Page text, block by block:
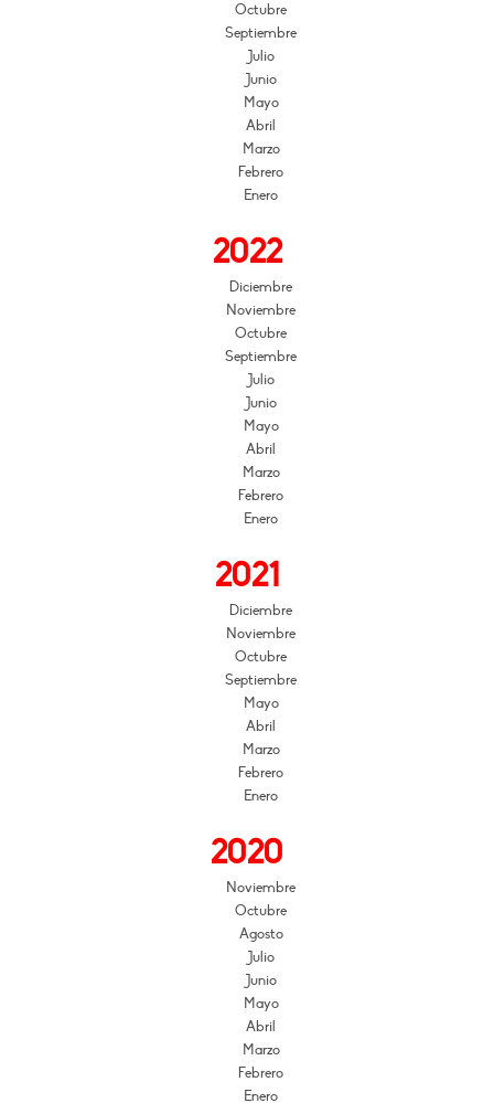
Octubre
Septiembre
Julio
Junio
Mayo
Abril
Marzo
Febrero
Enero
2022
Diciembre
Noviembre
Octubre
Septiembre
Julio
Junio
Mayo
Abril
Marzo
Febrero
Enero
2021
Diciembre
Noviembre
Octubre
Septiembre
Mayo
Abril
Marzo
Febrero
Enero
2020
Noviembre
Octubre
Agosto
Julio
Junio
Mayo
Abril
Marzo
Febrero
Enero